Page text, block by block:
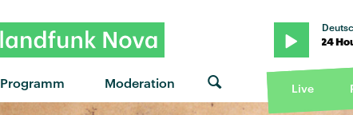
Programm Moderation
"24 Hours" von Stormzy feat. Odeal · "24 Hours" von
Live